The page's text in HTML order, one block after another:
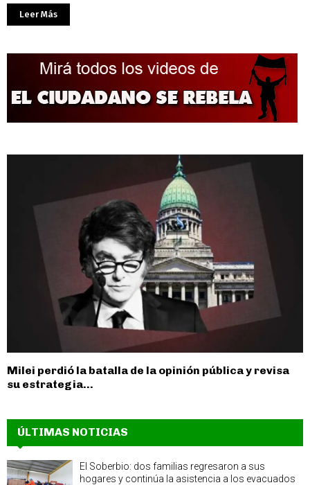
Leer Más
Milei perdió la batalla de la opinión pública y revisa
su estrategia...
ÚLTIMAS NOTICIAS
El Soberbio: dos familias regresaron a sus
hogares y continúa la asistencia a los evacuados